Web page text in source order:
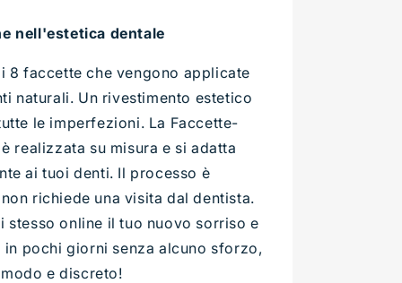
nell'estetica dentale
8 faccette che vengono applicate
naturali. Un rivestimento estetico
le imperfezioni. La Faccette-
realizzata su misura e si adatta
ai tuoi denti. Il processo è
richiede una visita dal dentista.
stesso online il tuo nuovo sorriso e
pochi giorni senza alcuno sforzo,
e discreto!